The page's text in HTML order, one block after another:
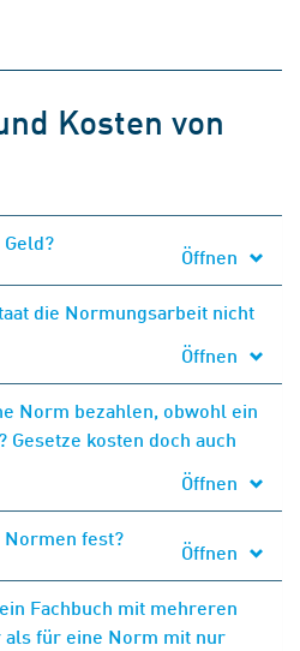
Kosten von
Öffnen
die Normungsarbeit nicht
Öffnen
Norm bezahlen, obwohl ein
Gesetze kosten doch auch
Öffnen
fest?
Öffnen
Fachbuch mit mehreren
als für eine Norm mit nur